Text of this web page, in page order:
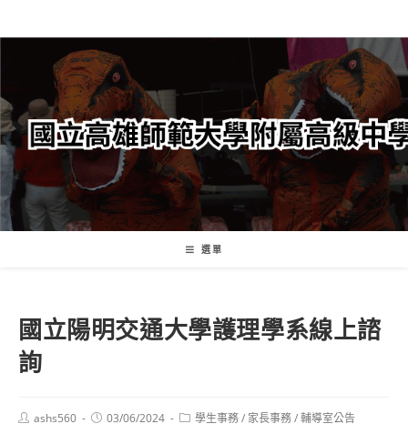
轉
要
內
容
選單
國立陽明交通大學護理學系線上諮
詢
Postashs560
Post03/06/2024
Post學生事務/ 家長事務/輔導室公告